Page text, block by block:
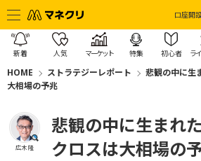
口座開
新着 人気 マーケット 特集 初心者 ラ
HOME ストラテジーレポート
悲観の中に生
大相場の予兆
広木 隆
悲観の中に生まれ
クロスは大相場の